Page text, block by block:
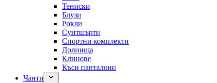
Тениски
Блузи
Рокли
Суитшърти
Спортни комплекти
Долнища
Клинове
Къси панталони
Чанти